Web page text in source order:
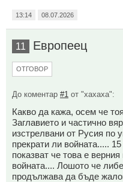
13:14 08.07.2026
11 Европеец
ОТГОВОР
До коментар #1 от "хахаха":
Какво да кажа, осем че
Заглавието и частично
изстрелвани от Русия по
прекрати ли войната.....
показват че това е
войната.... Лошото че
продължава да бъде